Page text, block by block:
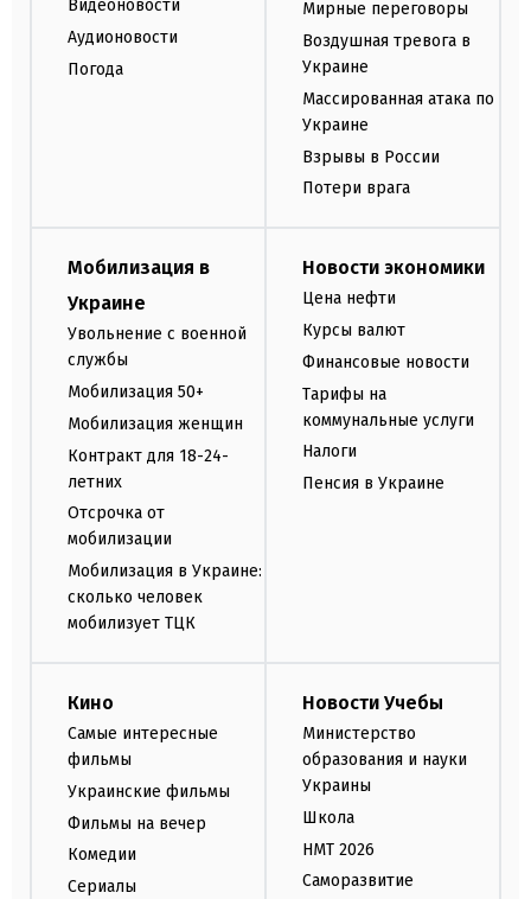
Видеоновости
Аудионовости
Погода
Мирные переговоры
Воздушная тревога в
Украине
Массированная атака по
Украине
Взрывы в России
Потери врага
Мобилизация в
Украине
Увольнение с военной
службы
Мобилизация 50+
Мобилизация женщин
Контракт для 18-24-
летних
Отсрочка от
мобилизации
Мобилизация в Украине:
сколько человек
мобилизует ТЦК
Новости экономики
Цена нефти
Курсы валют
Финансовые новости
Тарифы на
коммунальные услуги
Налоги
Пенсия в Украине
Кино
Самые интересные
фильмы
Украинские фильмы
Фильмы на вечер
Комедии
Сериалы
Новости Учебы
Министерство
образования и науки
Украины
Школа
НМТ 2026
Саморазвитие